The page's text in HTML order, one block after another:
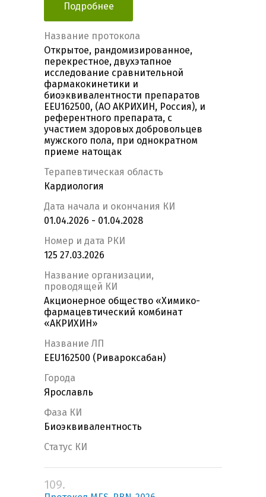
Подробнее
Название протокола
Открытое, рандомизированное,
перекрестное, двухэтапное
исследование сравнительной
фармакокинетики и
биоэквивалентности препаратов
EEU162500, (АО АКРИХИН, Россия), и
референтного препарата, с
участием здоровых добровольцев
мужского пола, при однократном
приеме натощак
Терапевтическая область
Кардиология
Дата начала и окончания КИ
01.04.2026 - 01.04.2028
Номер и дата РКИ
125 27.03.2026
Название организации,
проводящей КИ
Акционерное общество «Химико-
фармацевтический комбинат
«АКРИХИН»
Название ЛП
EEU162500 (Ривароксабан)
Города
Ярославль
Фаза КИ
Биоэквивалентность
Статус КИ
109.